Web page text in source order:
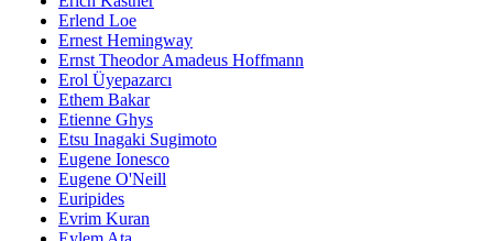
Erlend Loe
Ernest Hemingway
Ernst Theodor Amadeus Hoffmann
Erol Üyepazarcı
Ethem Bakar
Etienne Ghys
Etsu Inagaki Sugimoto
Eugene Ionesco
Eugene O'Neill
Euripides
Evrim Kuran